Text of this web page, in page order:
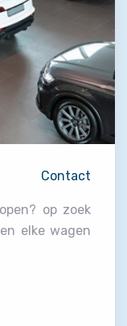
Contact
op zoek
elke wagen